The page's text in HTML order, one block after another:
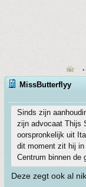
MissButterflyy
Sinds zijn
zijn advocaat Thijs
oorspronkelijk uit
dit moment zit hij
Centrum binnen de
Deze zegt ook al